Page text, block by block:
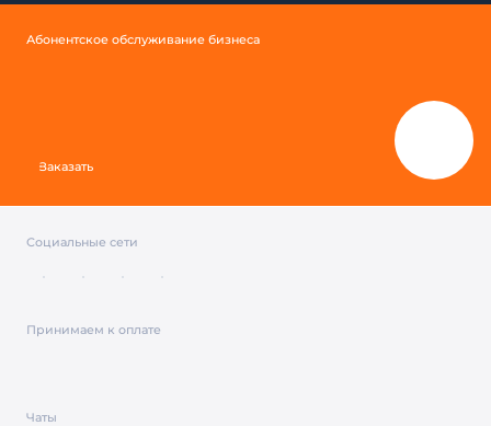
Абонентское обслуживание бизнеса
Заказать
Социальные сети
Принимаем к оплате
Чаты